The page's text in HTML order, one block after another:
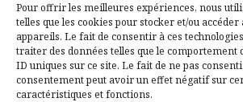
Pour offrir les meilleures expériences, nous
telles que les cookies pour stocker et/ou
appareils. Le fait de consentir à ces
traiter des données telles que le comportement
ID uniques sur ce site. Le fait de ne pas
consentement peut avoir un effet négatif sur
caractéristiques et fonctions.
gouvernements ou des
second lieu parce que les
communication ne
une large diffusion d’un